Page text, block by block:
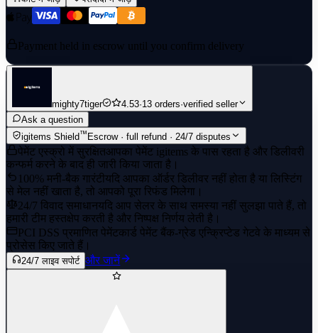
Payment held in escrow until you confirm delivery
mighty7tiger 4.53·13 orders·verified seller
Ask a question
igitems Shield™ Escrow · full refund · 24/7 disputes
पेमेंट एस्क्रो में सुरक्षितआपका पेमेंट igitems के पास रहता है और डिलीवरी
कन्फर्म करने के बाद ही जारी किया जाता है।
100% मनी-बैक गारंटीयदि आपका ऑर्डर डिलीवर नहीं होता है या लिस्टिंग
से मेल नहीं खाता है, तो आपको पूरा रिफंड मिलेगा।
24/7 विवाद समाधानयदि आप सेलर के साथ समस्या नहीं सुलझा पाते हैं, तो
हमारी टीम हस्तक्षेप करती है और निष्पक्ष निर्णय लेती है।
PCI DSS प्रमाणित पेमेंटकार्ड पेमेंट बैंक-ग्रेड एन्क्रिप्टेड गेटवे के माध्यम से
प्रोसेस किए जाते हैं।
24/7 लाइव सपोर्ट और जानें